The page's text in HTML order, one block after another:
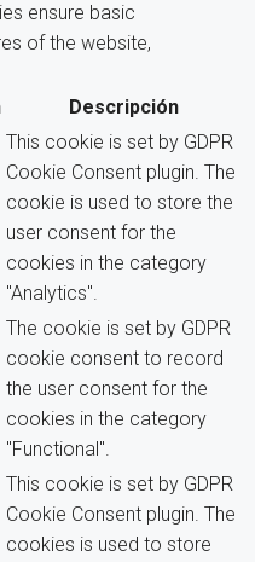
ensure basic
of the website,
Descripción
This cookie is set by GDPR
Cookie Consent plugin. The
cookie is used to store the
user consent for the
cookies in the category
"Analytics".
The cookie is set by GDPR
cookie consent to record
the user consent for the
cookies in the category
"Functional".
This cookie is set by GDPR
Cookie Consent plugin. The
cookies is used to store